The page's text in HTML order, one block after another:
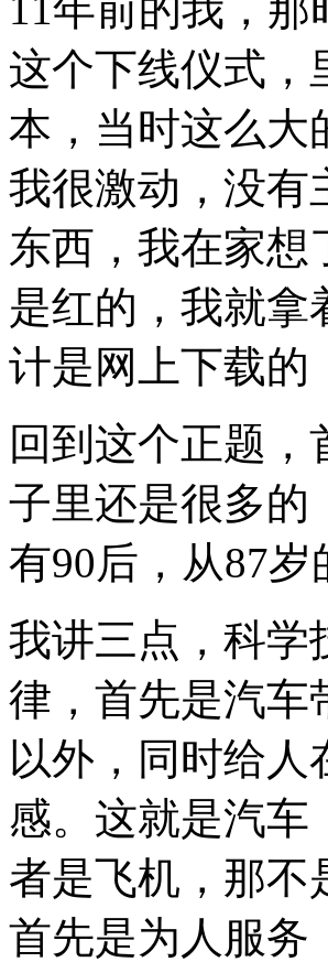
这个下线仪式，
本，当时这么大
我很激动，没有
东西，我在家想
是红的，我就拿
计是网上下载的
回到这个正题
子里还是很多的
有90后，从87
我讲三点，科学
律，首先是汽车
以外，同时给人
感。这就是汽车
者是飞机，那不
首先是为人服务